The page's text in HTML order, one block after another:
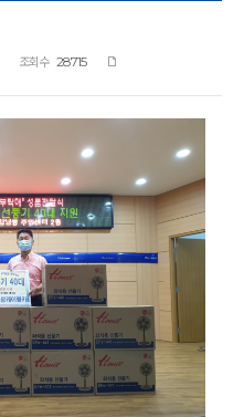
조회수 28715